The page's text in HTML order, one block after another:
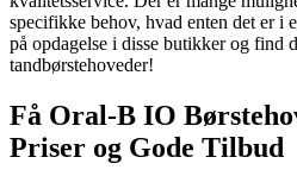
specifikke behov, hvad enten det er i
på opdagelse i disse butikker og find
tandbørstehoveder!
Få Oral-B IO
Priser og Gode Tilbud